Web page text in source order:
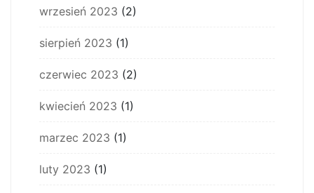
wrzesień 2023 (2)
sierpień 2023 (1)
czerwiec 2023 (2)
kwiecień 2023 (1)
marzec 2023 (1)
luty 2023 (1)